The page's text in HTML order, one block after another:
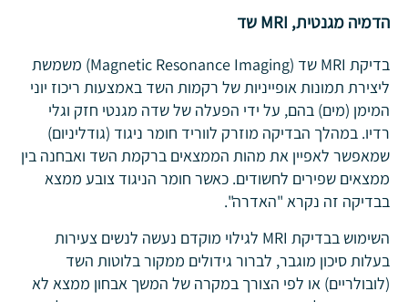
הדמיה מגנטית, MRI שד
בדיקת MRI שד (Magnetic Resonance Imaging) משמשת
ליצירת תמונות אופייניות של רקמות השד באמצעות ריכוז יוני
המימן (מים) בהם, על ידי הפעלה של שדה מגנטי חזק וגלי
רדיו. במהלך הבדיקה מוזרק לווריד חומר ניגוד (גודליניום)
שמאפשר לאפיין את מהות הממצאים ברקמת השד ואבחנה בין
ממצאים שפירים לחשודים. כאשר חומר הניגוד צובע ממצא
בבדיקה זה נקרא "האדרה".
השימוש בבדיקת MRI לגילוי מוקדם נעשה לנשים צעירות
בעלות סיכון מוגבר, לברור גידולים ממקור בלוטות השד
(לובולריים) או לפי הצורך במקרה של המשך אבחון ממצא לא